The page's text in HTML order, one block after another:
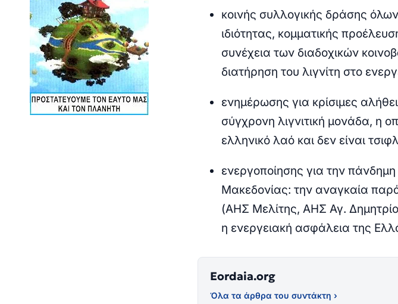
κοινής συλλογικής δράσης όλων
ιδιότητας, κομματικής
συνέχεια των διαδοχικών
διατήρηση του λιγνίτη στο
ενημέρωσης για κρίσιμες
σύγχρονη λιγνιτική μονάδα, η
ελληνικό λαό και δεν είναι
ενεργοποίησης για την πάνδημη
Μακεδονίας: την αναγκαία
(ΑΗΣ Μελίτης, ΑΗΣ Αγ.
η ενεργειακή ασφάλεια της
Eordaia.org
Όλα τα άρθρα του συντάκτη ›